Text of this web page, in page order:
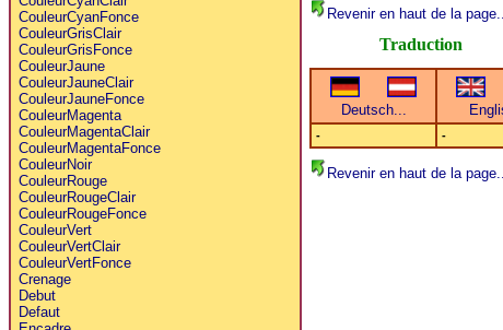
CouleurCyanFonce
CouleurGrisClair
CouleurGrisFonce
CouleurJaune
CouleurJauneClair
CouleurJauneFonce
CouleurMagenta
CouleurMagentaClair
CouleurMagentaFonce
CouleurNoir
CouleurRouge
CouleurRougeClair
CouleurRougeFonce
CouleurVert
CouleurVertClair
CouleurVertFonce
Crenage
Debut
Defaut
Revenir en haut de la page...
Traduction
- -
Revenir en haut de la page...